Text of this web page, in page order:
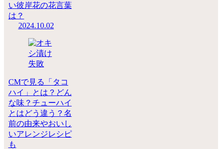
い彼岸花の花言葉
は？
2024.10.02
CMで見る「タコ
ハイ」とは？どん
な味？チューハイ
とはどう違う？名
前の由来やおいし
いアレンジレシピ
も